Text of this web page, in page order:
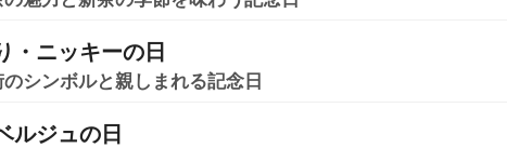
・ニッキーの日
シンボルと親しまれる記念日
ルジュの日